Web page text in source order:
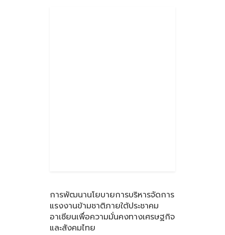
การพัฒนานโยบายการบริหารจัดการ
แรงงานข้ามชาติภายใต้ประชาคม
อาเซียนเพื่อความมั่นคงทางเศรษฐกิจ
และสังคมไทย